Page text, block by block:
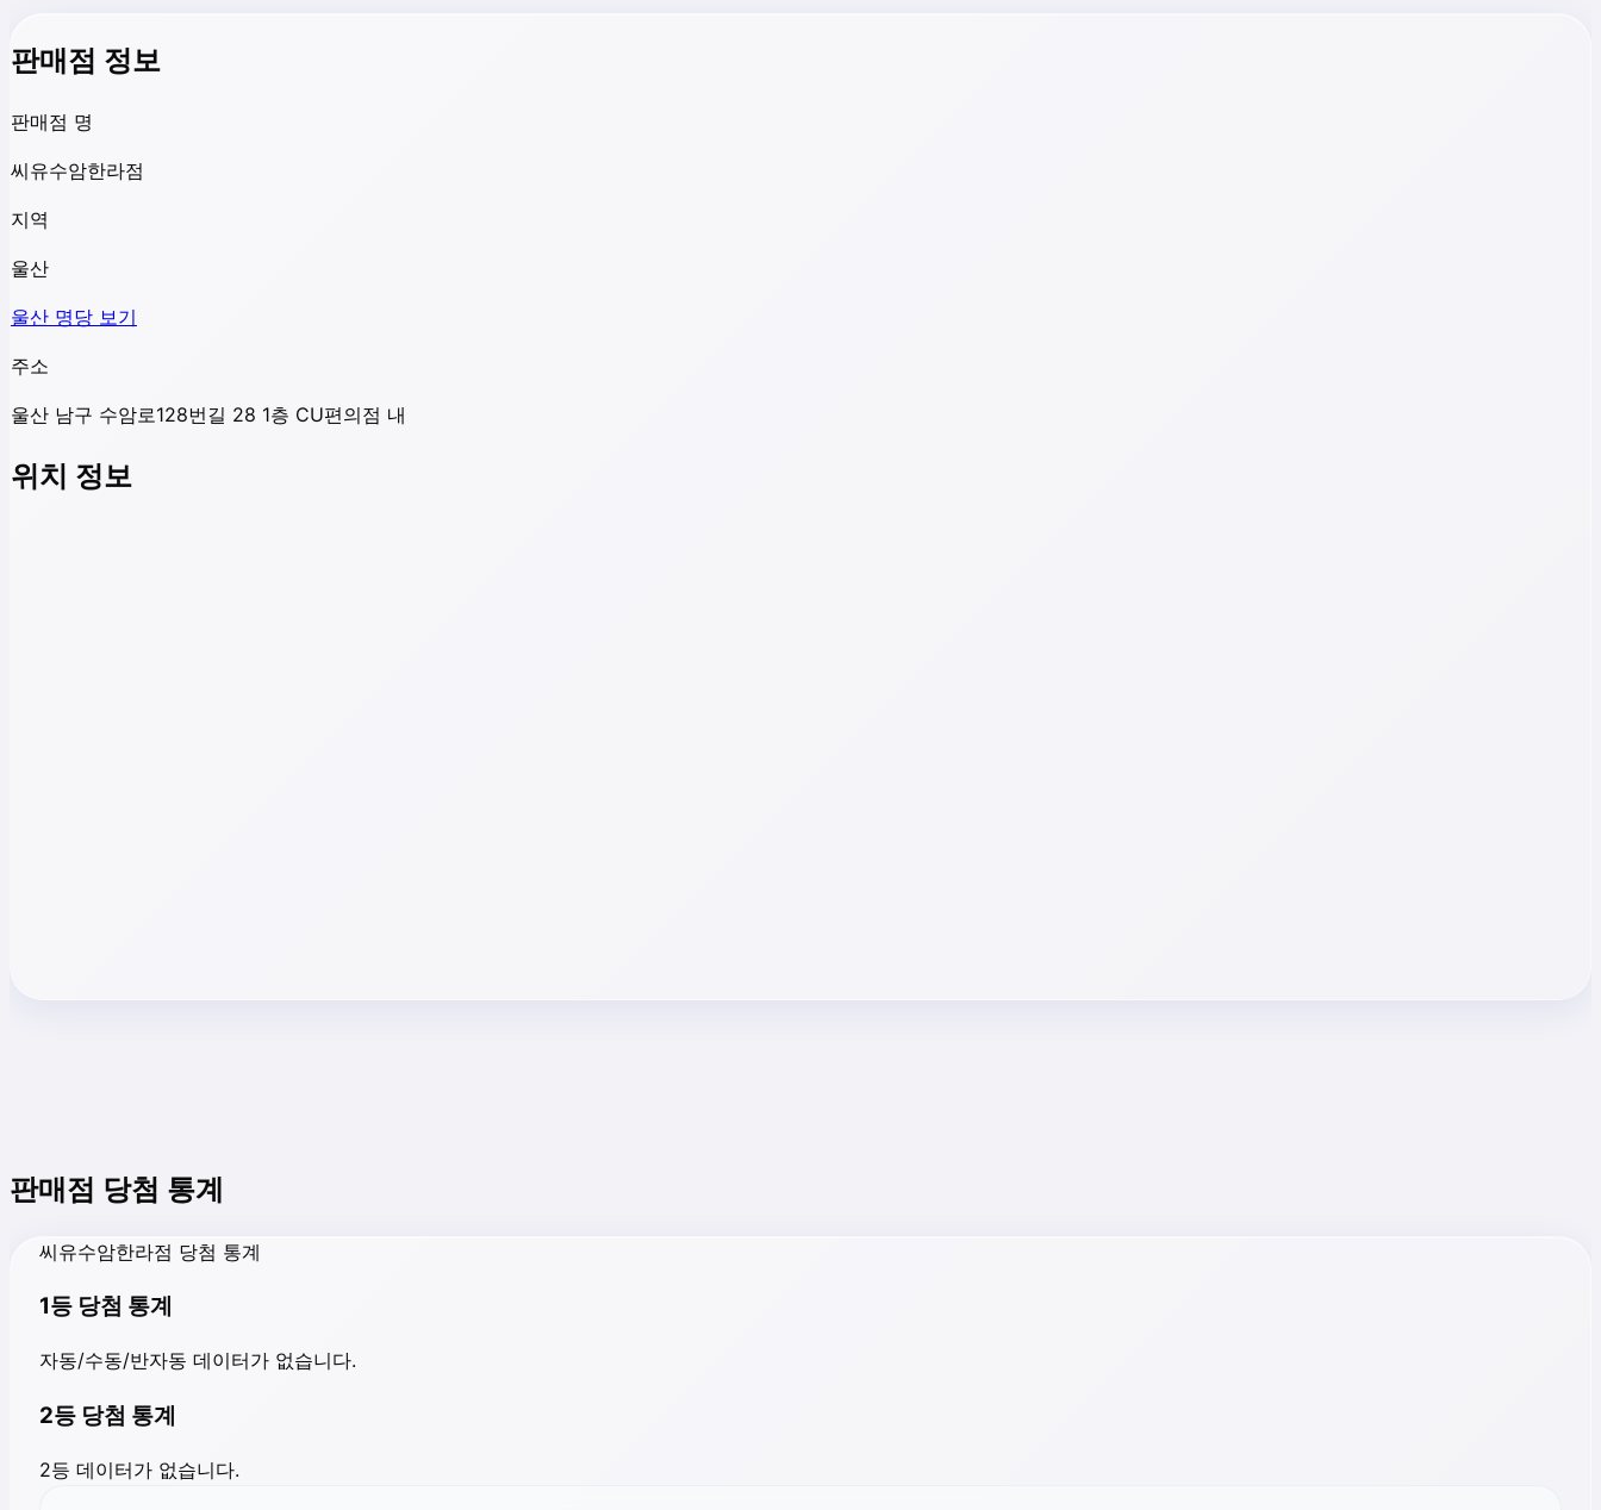
판매점 정보
판매점 명
씨유수암한라점
지역
울산
울산 명당 보기
주소
울산 남구 수암로128번길 28 1층 CU편의점 내
위치 정보
판매점 당첨 통계
씨유수암한라점 당첨 통계
1등 당첨 통계
자동/수동/반자동 데이터가 없습니다.
2등 당첨 통계
2등 데이터가 없습니다.